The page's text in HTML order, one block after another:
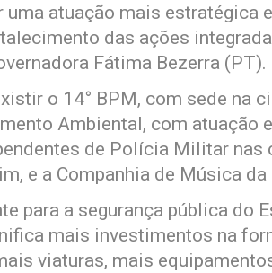
uma atuação mais estratégica
das ações
Fátima Bezerra (PT).
o 14° BPM, com sede na
Ambiental, com atuação
de Polícia Militar nas
e a Companhia de Música da
para a segurança pública do
mais investimentos na
viaturas, mais